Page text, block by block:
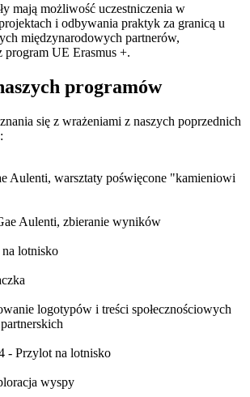
mają możliwość uczestniczenia w
i odbywania praktyk za granicą u
międzynarodowych partnerów,
program UE Erasmus +.
programów
się z wrażeniami z naszych poprzednich
Aulenti, warsztaty poświęcone "kamieniowi
Aulenti, zbieranie wyników
lotnisko
logotypów i treści społecznościowych
- Przylot na lotnisko
wyspy